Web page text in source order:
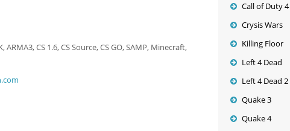
ARMA3, CS 1.6, CS Source, CS GO, SAMP, Minecraft,
Call of Duty 4
Crysis Wars
Killing Floor
Left 4 Dead
Left 4 Dead 2
Quake 3
Quake 4